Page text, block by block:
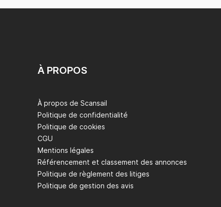
À PROPOS
À propos de Scansail
Politique de confidentialité
Politique de cookies
CGU
Mentions légales
Référencement et classement des annonces
Politique de règlement des litiges
Politique de gestion des avis